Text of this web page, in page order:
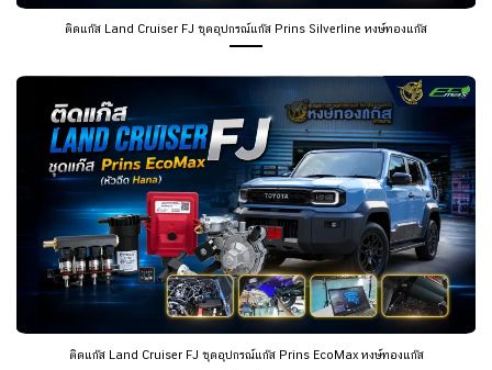
ติดแก๊ส Land Cruiser FJ ชุดอุปกรณ์แก๊ส Prins Silverline หงษ์ทองแก๊ส
ติดแก๊ส Land Cruiser FJ ชุดอุปกรณ์แก๊ส Prins EcoMax หงษ์ทองแก๊ส